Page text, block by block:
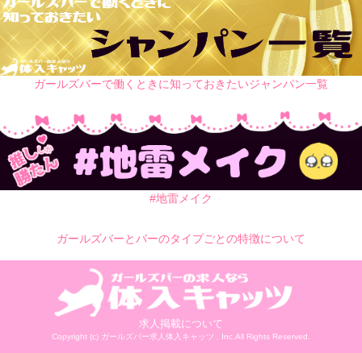
ガールズバーで働くときに知っておきたいジャンパン一覧
#地雷メイク
ガールズバーとバーのタイプごとの特徴について
求人掲載について
Copyright (c) ガールズバー求人体入キャッツ , Inc.All Rights Reserved.